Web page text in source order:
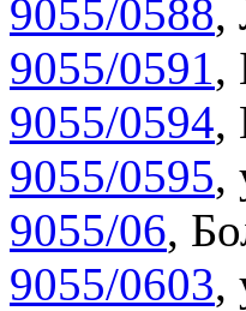
9055/0588,
9055/0591,
9055/0594,
9055/0595,
9055/06,
9055/0603,